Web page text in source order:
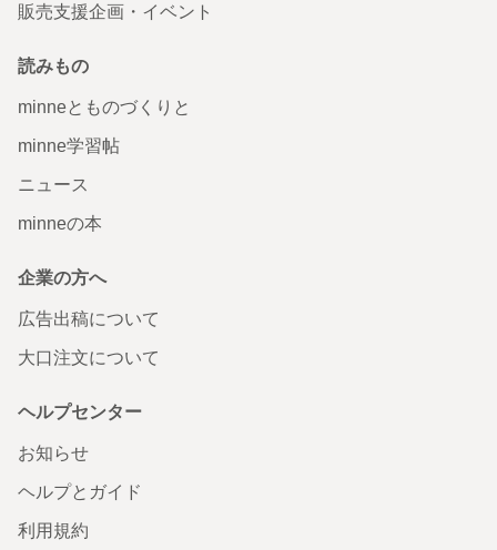
販売支援企画・イベント
読みもの
minneとものづくりと
minne学習帖
ニュース
minneの本
企業の方へ
広告出稿について
大口注文について
ヘルプセンター
お知らせ
ヘルプとガイド
利用規約